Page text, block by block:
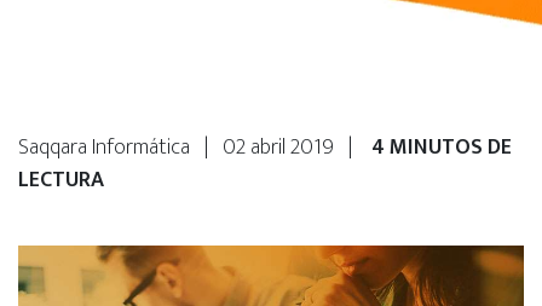
Saqqara Informática | 02 abril 2019 | 4 MINUTOS DE
LECTURA